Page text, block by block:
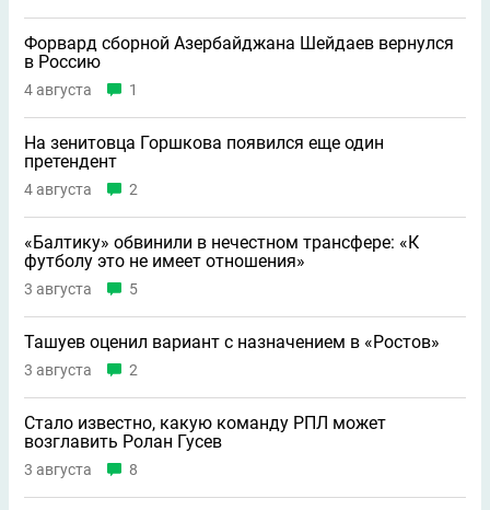
Форвард сборной Азербайджана Шейдаев вернулся
в Россию
4 августа 1
На зенитовца Горшкова появился еще один
претендент
4 августа 2
«Балтику» обвинили в нечестном трансфере: «К
футболу это не имеет отношения»
3 августа 5
Ташуев оценил вариант с назначением в «Ростов»
3 августа 2
Стало известно, какую команду РПЛ может
возглавить Ролан Гусев
3 августа 8